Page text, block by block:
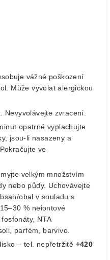
vážné poškození
Může vyvolat alergickou
Nevyvolávejte zvracení.
opatrně vyplachujte
jsou-li nasazeny a
ve
velkým množstvím
nebo půdy. Uchovávejte
obal v souladu s
15–30 % neiontové
NTA
parfém, barvivo.
– tel. nepřetržitě +420